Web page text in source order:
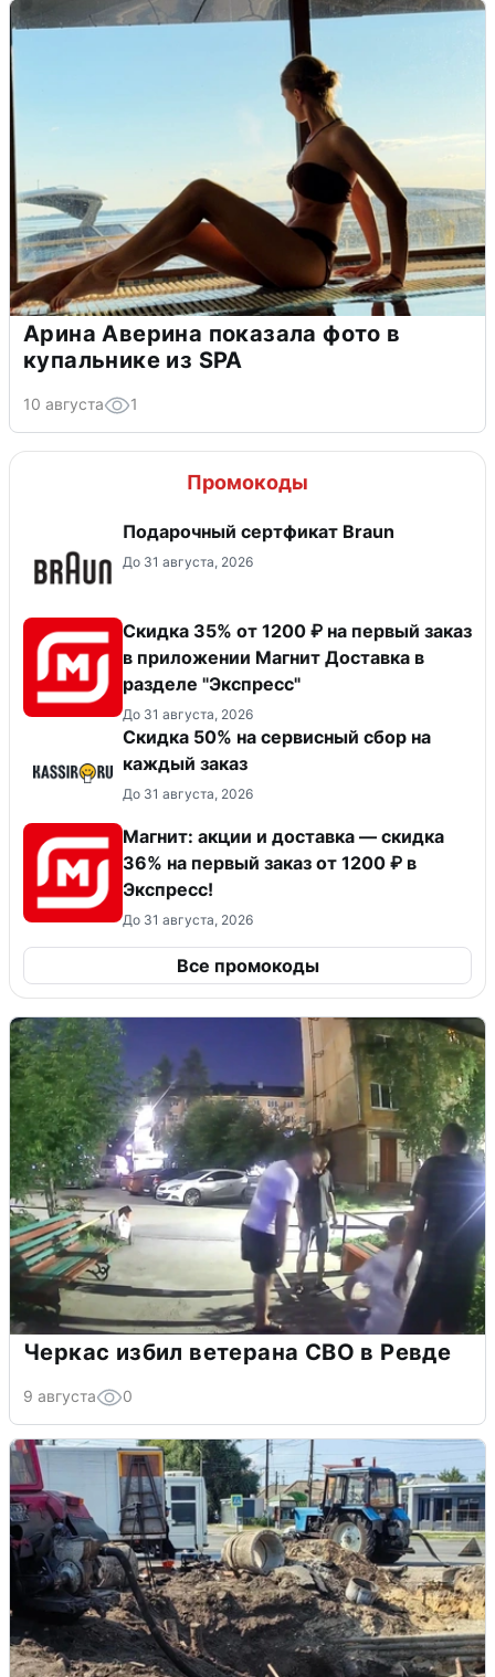
Арина Аверина показала фото в
купальнике из SPA
10 августа 1
Промокоды
Подарочный сертфикат Braun
До 31 августа, 2026
Скидка 35% от 1200 ₽ на первый заказ
в приложении Магнит Доставка в
разделе "Экспресс"
До 31 августа, 2026
Скидка 50% на сервисный сбор на
каждый заказ
До 31 августа, 2026
Магнит: акции и доставка — скидка
36% на первый заказ от 1200 ₽ в
Экспресс!
До 31 августа, 2026
Все промокоды
Черкас избил ветерана СВО в Ревде
9 августа 0